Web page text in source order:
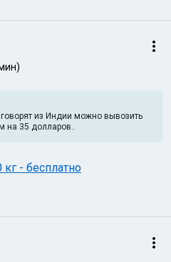
говорят из Индии можно вывозить
на 35 долларов..
кг - бесплатно